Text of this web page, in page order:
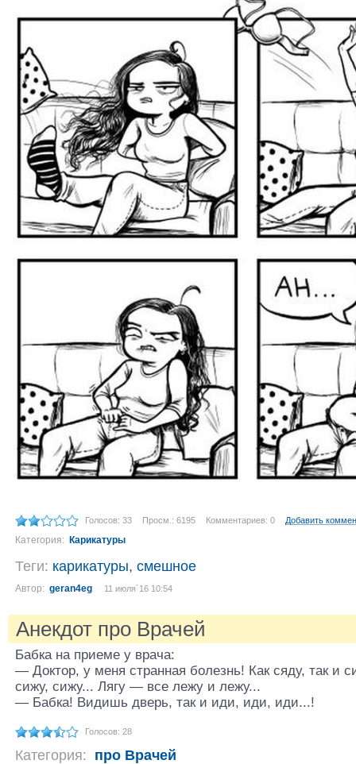
Голосов: 33 Просм.: 6195 Комментариев: 0 Добавить
Категория: Карикатуры
Теги: карикатуры, смешное
Автор: geran4eg 11 июля´16 10:54
Анекдот про Врачей
Бабка на приеме у врача:
— Доктор, у меня странная болезнь! Как сяду, так и
сижу, сижу... Лягу — все лежу и лежу...
— Бабка! Видишь дверь, так и иди, иди, иди...!
Голосов: 28
Категория: про Врачей